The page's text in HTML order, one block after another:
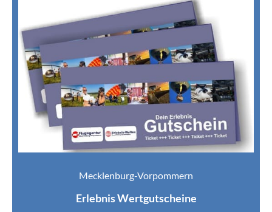
Mecklenburg-Vorpommern
Erlebnis Wertgutscheine